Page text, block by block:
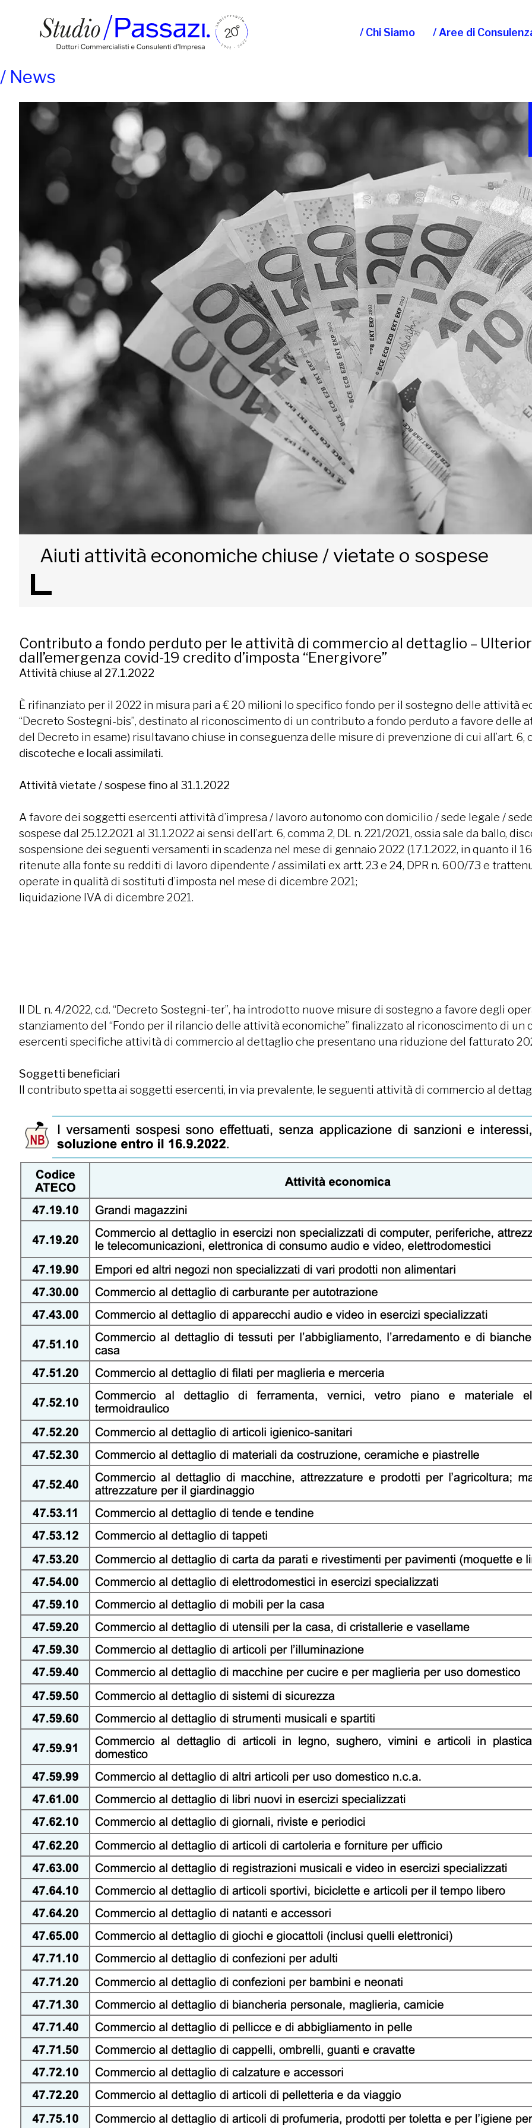
/ Chi Siamo / Aree di
/ News
Aiuti attività economiche chiuse / vietate o sospese
Contributo a fondo perduto per le attività di commercio al dettaglio –
dall’emergenza covid-19 credito d’imposta “Energivore”
Attività chiuse al 27.1.2022
È rifinanziato per il 2022 in misura pari a € 20 milioni lo specifico fondo per il sostegno delle attività
“Decreto Sostegni-bis”, destinato al riconoscimento di un contributo a fondo perduto a favore delle
del Decreto in esame) risultavano chiuse in conseguenza delle misure di prevenzione di cui all’art. 6,
discoteche e locali assimilati.
Attività vietate / sospese fino al 31.1.2022
A favore dei soggetti esercenti attività d’impresa / lavoro autonomo con domicilio / sede legale /
sospese dal 25.12.2021 al 31.1.2022 ai sensi dell’art. 6, comma 2, DL n. 221/2021, ossia sale da ballo,
sospensione dei seguenti versamenti in scadenza nel mese di gennaio 2022 (17.1.2022, in quanto il
ritenute alla fonte su redditi di lavoro dipendente / assimilati ex artt. 23 e 24, DPR n. 600/73 e
operate in qualità di sostituti d’imposta nel mese di dicembre 2021;
liquidazione IVA di dicembre 2021.
Il DL n. 4/2022, c.d. “Decreto Sostegni-ter”, ha introdotto nuove misure di sostegno a favore degli
stanziamento del “Fondo per il rilancio delle attività economiche” finalizzato al riconoscimento di
esercenti specifiche attività di commercio al dettaglio che presentano una riduzione del fatturato
Soggetti beneficiari
Il contributo spetta ai soggetti esercenti, in via prevalente, le seguenti attività di commercio al